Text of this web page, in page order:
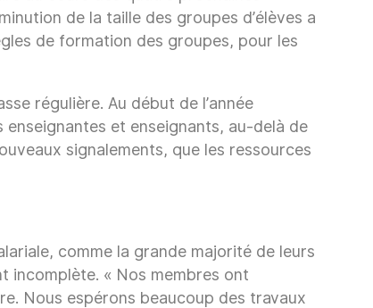
de la taille des groupes d’élèves a
de formation des groupes, pour les
régulière. Au début de l’année
et enseignants, au-delà de
signalements, que les ressources
comme la grande majorité de leurs
incomplète. « Nos membres ont
Nous espérons beaucoup des travaux